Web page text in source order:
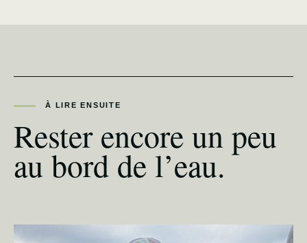
À LIRE ENSUITE
Rester encore un peu
au bord de l’eau.